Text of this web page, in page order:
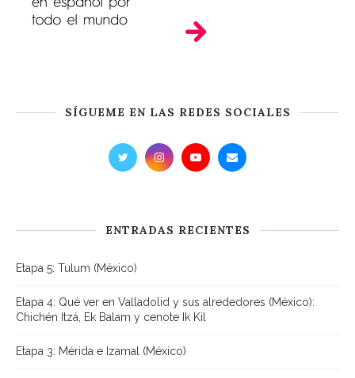
SÍGUEME EN LAS REDES SOCIALES
ENTRADAS RECIENTES
Etapa 5: Tulum (México)
Etapa 4: Qué ver en Valladolid y sus alrededores (México):
Chichén Itzá, Ek Balam y cenote Ik Kil
Etapa 3: Mérida e Izamal (México)